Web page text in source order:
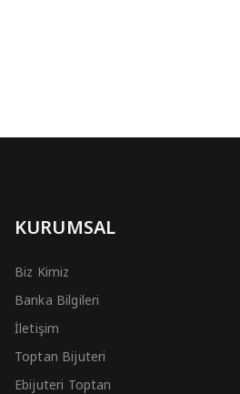
KURUMSAL
Biz Kimiz
Banka Bilgileri
İletişim
Toptan Bijuteri
Ebijuteri Toptan